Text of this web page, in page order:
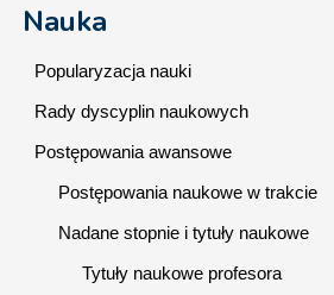
Nauka
Popularyzacja nauki
Rady dyscyplin naukowych
Postępowania awansowe
Postępowania naukowe w trakcie
Nadane stopnie i tytuły naukowe
Tytuły naukowe profesora